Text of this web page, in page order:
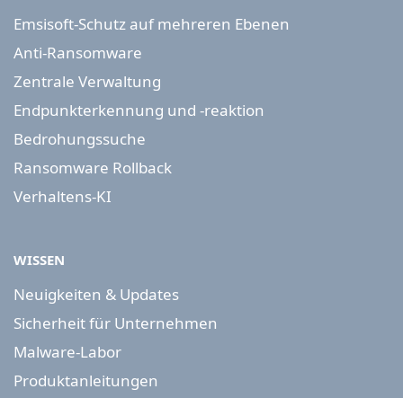
Emsisoft-Schutz auf mehreren Ebenen
Anti-Ransomware
Zentrale Verwaltung
Endpunkterkennung und -reaktion
Bedrohungssuche
Ransomware Rollback
Verhaltens-KI
WISSEN
Neuigkeiten & Updates
Sicherheit für Unternehmen
Malware-Labor
Produktanleitungen